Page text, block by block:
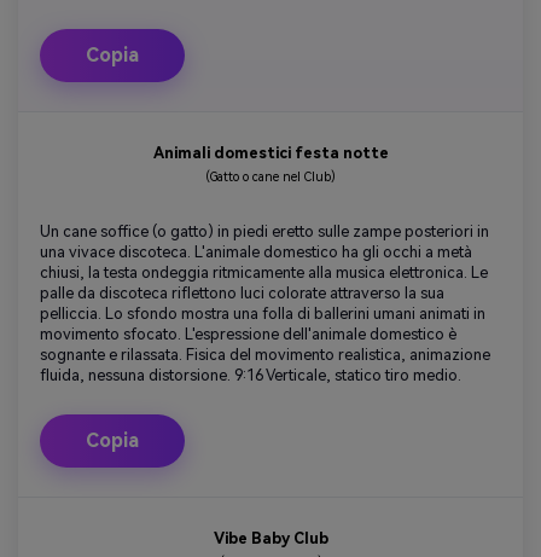
Copia
Animali domestici festa notte
(Gatto o cane nel Club)
Un cane soffice (o gatto) in piedi eretto sulle zampe posteriori in
una vivace discoteca. L'animale domestico ha gli occhi a metà
chiusi, la testa ondeggia ritmicamente alla musica elettronica. Le
palle da discoteca riflettono luci colorate attraverso la sua
pelliccia. Lo sfondo mostra una folla di ballerini umani animati in
movimento sfocato. L'espressione dell'animale domestico è
sognante e rilassata. Fisica del movimento realistica, animazione
fluida, nessuna distorsione. 9:16 Verticale, statico tiro medio.
Copia
Vibe Baby Club